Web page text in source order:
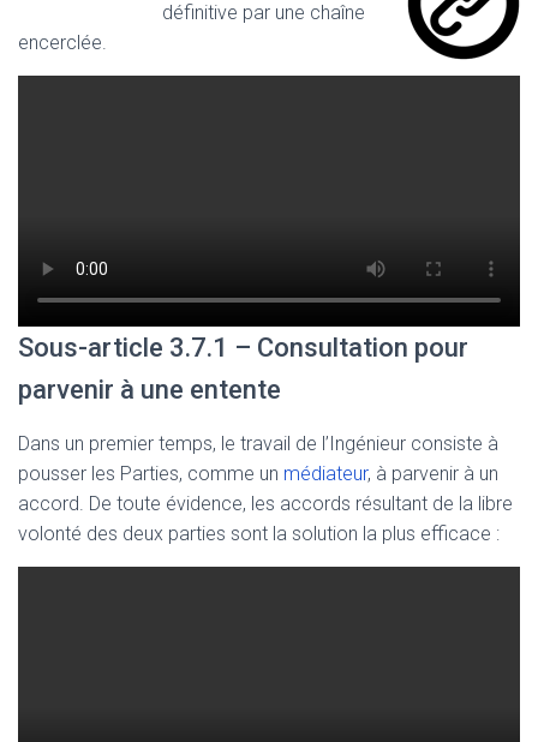
définitive par une chaîne
encerclée.
Sous-article 3.7.1 – Consultation pour
parvenir à une entente
Dans un premier temps, le travail de l’Ingénieur consiste à
pousser les Parties, comme un médiateur, à parvenir à un
accord. De toute évidence, les accords résultant de la libre
volonté des deux parties sont la solution la plus efficace :